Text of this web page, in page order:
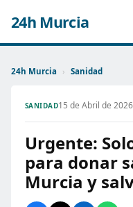
24h Murcia
24h Murcia › Sanidad
SANIDAD15 de Abril de
Urgente:
para donar
Murcia y